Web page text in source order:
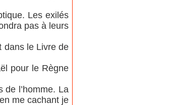
Les exilés
pas à leurs
dans le Livre de
pour le Règne
l’homme. La
me cachant je